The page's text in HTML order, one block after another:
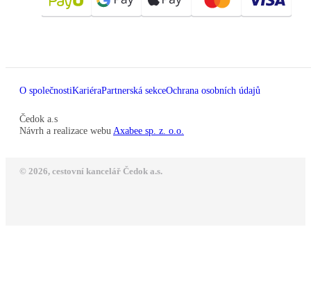
O společnostiKariéraPartnerská sekceOchrana osobních údajů
Čedok a.s
Návrh a realizace webu Axabee sp. z. o.o.
© 2026, cestovní kancelář Čedok a.s.